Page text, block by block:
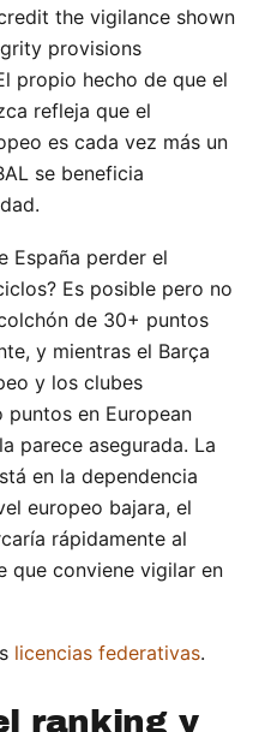
the vigilance shown
provisions
propio hecho de que el
refleja que el
es cada vez más un
se beneficia
España perder el
Es posible pero no
de 30+ puntos
y mientras el Barça
y los clubes
puntos en European
parece asegurada. La
en la dependencia
europeo bajara, el
rápidamente al
que conviene vigilar en
licencias federativas.
ranking y